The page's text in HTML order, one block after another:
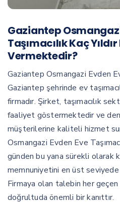
Gaziantep
Taşımacılık Kaç
Vermektedir?
Gaziantep Osmangazi Evden
Gaziantep şehrinde ev
firmadır. Şirket, taşımacılık
faaliyet göstermektedir ve
müşterilerine kaliteli hizmet
Osmangazi Evden Eve
günden bu yana sürekli olarak
memnuniyetini en üst
Firmaya olan talebin her geçen
doğrultuda önemli bir kanıttır.